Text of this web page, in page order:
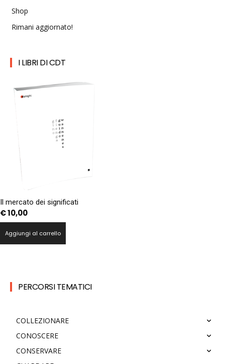
Shop
Rimani aggiornato!
I LIBRI DI CDT
Il mercato dei significati
€10,00
Aggiungi al carrello
PERCORSI TEMATICI
COLLEZIONARE
CONOSCERE
CONSERVARE